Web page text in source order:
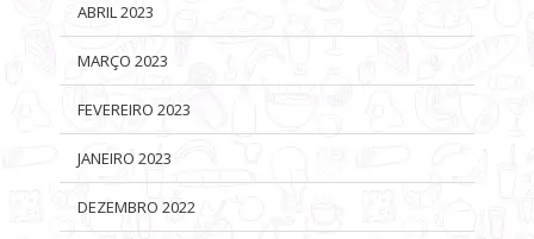
ABRIL 2023
MARÇO 2023
FEVEREIRO 2023
JANEIRO 2023
DEZEMBRO 2022